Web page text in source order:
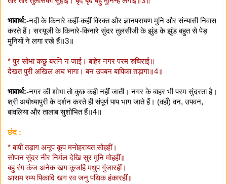
भावार्थ:-नदी के किनारे कहीं-कहीं विरक्त और ज्ञानपरायण मुनि और संन्यासी निवास
करते हैं। सरयूजी के किनारे-किनारे सुंदर तुलसीजी के झुंड के झुंड बहुत से पेड़
मुनियों ने लगा रखे हैं॥3॥
* पुर सोभा कछु बरनि न जाई। बाहेर नगर परम रुचिराई॥
देखत पुरी अखिल अघ भागा। बन उपबन बापिका तड़ागा॥4॥
भावार्थ:-नगर की शोभा तो कुछ कही नहीं जाती। नगर के बाहर भी परम सुंदरता है।
श्री अयोध्यापुरी के दर्शन करते ही संपूर्ण पाप भाग जाते हैं। (वहाँ) वन, उपवन,
बावलिया और तालाब सुशोभित हैं॥4॥
छंद :
* बापीं तड़ाग अनूप कूप मनोहरायत सोहहीं।
सोपान सुंदर नीर निर्मल देखि सुर मुनि मोहहीं॥
बहु रंग कंज अनेक खग कूजहिं मधुप गुंजारहीं।
आराम रम्य पिकादि खग रव जनु पथिक हंकारहीं॥